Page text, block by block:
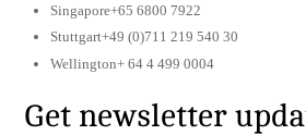
Singapore+65 6800 7922
Stuttgart+49 (0)711 219 540 30
Wellington+ 64 4 499 0004
Get newsletter